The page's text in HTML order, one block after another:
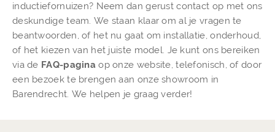
inductiefornuizen? Neem dan gerust contact op met ons
deskundige team. We staan klaar om al je vragen te
beantwoorden, of het nu gaat om installatie, onderhoud,
of het kiezen van het juiste model. Je kunt ons bereiken
via de FAQ-pagina op onze website, telefonisch, of door
een bezoek te brengen aan onze showroom in
Barendrecht. We helpen je graag verder!